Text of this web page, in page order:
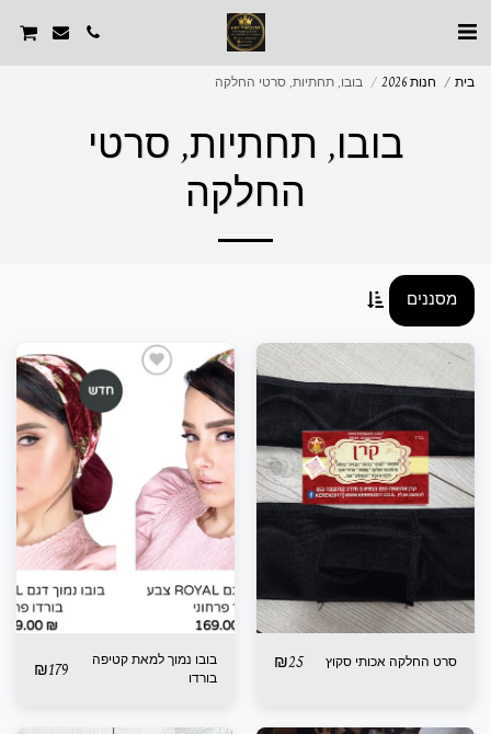
בית חנות 2026 בובו, תחתיות, סרטי החלקה
בובו, תחתיות, סרטי
החלקה
מסננים
סרט החלקה אכותי סקוץ ₪25
בובו נמוך למאת קטיפה
בורדו
₪179